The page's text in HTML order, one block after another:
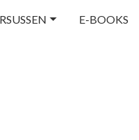
E-BOOKS